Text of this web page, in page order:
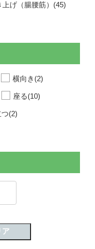
上げ（腸腰筋）(45)
横向き(2)
座る(10)
つ(2)
ア